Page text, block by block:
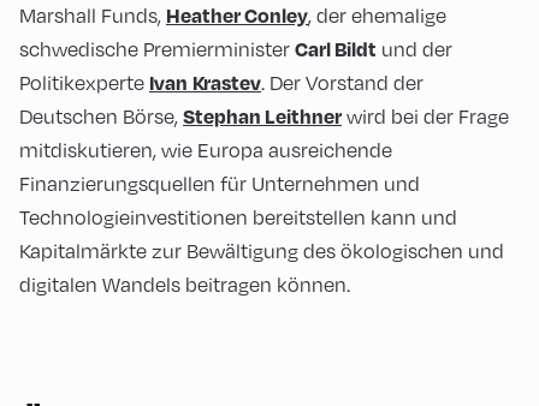
Marshall Funds, Heather Conley, der ehemalige
schwedische PremierministerCarl Bildt und der
Politikexperte Ivan Krastev. Der Vorstand der
Deutschen Börse,Stephan Leithnerwird bei der Frage
mitdiskutieren, wie Europa ausreichende
Finanzierungsquellen für Unternehmen und
Technologieinvestitionen bereitstellen kann und
Kapitalmärkte zur Bewältigung des ökologischen und
digitalen Wandels beitragen können.